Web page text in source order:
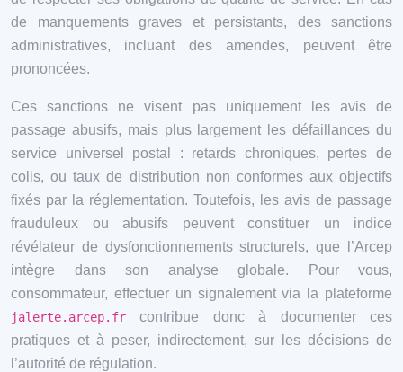
de manquements graves et persistants, des sanctions
administratives, incluant des amendes, peuvent être
prononcées.
Ces sanctions ne visent pas uniquement les avis de
passage abusifs, mais plus largement les défaillances du
service universel postal : retards chroniques, pertes de
colis, ou taux de distribution non conformes aux objectifs
fixés par la réglementation. Toutefois, les avis de passage
frauduleux ou abusifs peuvent constituer un indice
révélateur de dysfonctionnements structurels, que l’Arcep
intègre dans son analyse globale. Pour vous,
consommateur, effectuer un signalement via la plateforme
jalerte.arcep.fr contribue donc à documenter ces
pratiques et à peser, indirectement, sur les décisions de
l’autorité de régulation.